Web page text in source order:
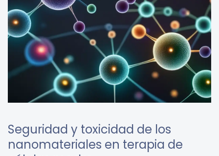
Seguridad y toxicidad de los
nanomateriales en terapia de